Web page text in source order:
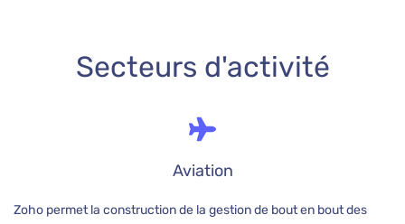
Secteurs d'activité
Aviation
Zoho permet la construction de la gestion de bout en bout des